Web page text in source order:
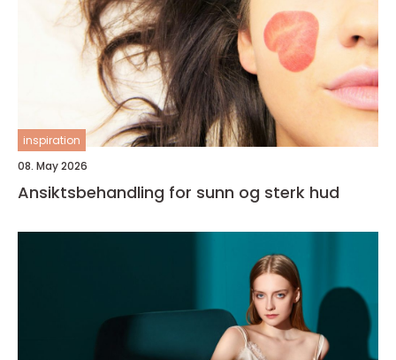
inspiration
08. May 2026
Ansiktsbehandling for sunn og sterk hud